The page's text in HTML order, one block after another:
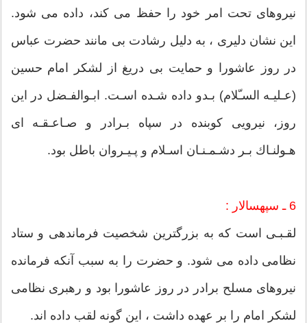
نیروهاى تحت امر خود را حفظ مى كند، داده مى شود.
این نشان دلیرى ، به دلیل رشادت بى مانند حضرت عباس
در روز عاشورا و حمایت بى دریغ از لشكر امام حسین
(عـلیـه السـّلام) بـدو داده شـده اسـت. ابـوالفـضل در این
روز، نیرویى كوبنده در سپاه بـرادر و صـاعـقـه اى
هـولنـاك بـر دشـمـنـان اسـلام و پـیـروان باطل بود.
6 ـ سپهسالار :
لقـبـى است كه به بزرگترین شخصیت فرماندهى و ستاد
نظامى داده مى شود. و حضرت را به سبب آنكه فرمانده
نیروهاى مسلح برادر در روز عاشورا بود و رهبرى نظامى
لشكر امام را بر عهده داشت ، این گونه لقب داده اند.